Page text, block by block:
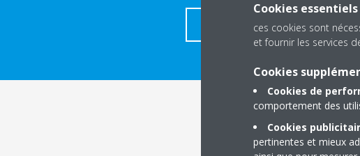
TÉLECHARGER LES DÉTAILS
Cookies
ces cookies sont
et fournir les services
Cookies
Cookies de
comportement des
Cookies
pertinentes et mieux